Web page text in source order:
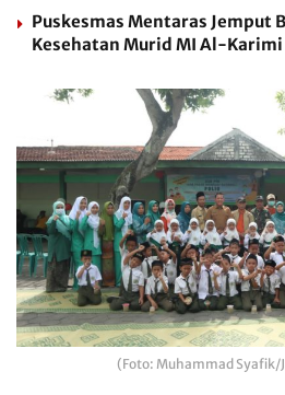
Puskesmas Mentaras Jemput
Kesehatan Murid MI Al-
(Foto: Muhammad Syafik/